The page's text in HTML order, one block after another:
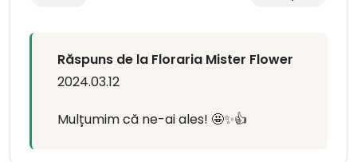
Răspuns de la Floraria Mister Flower
2024.03.12
Mulțumim că ne-ai ales! 🤩✨👍